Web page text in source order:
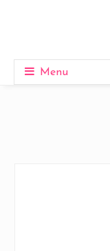
Menu